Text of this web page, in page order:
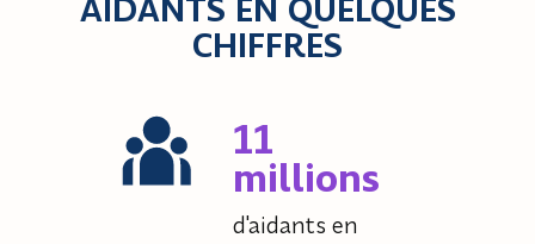
AIDANTS EN QUELQUES
CHIFFRES
11
millions
d'aidants en